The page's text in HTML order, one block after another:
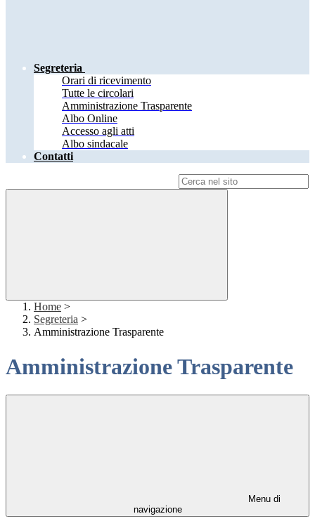
Segreteria
Orari di ricevimento
Tutte le circolari
Amministrazione Trasparente
Albo Online
Accesso agli atti
Albo sindacale
Contatti
Home >
Segreteria >
Amministrazione Trasparente
Amministrazione Trasparente
Menu di
navigazione